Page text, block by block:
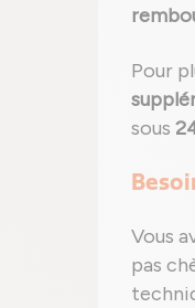
Pour
sous
Vous
pas